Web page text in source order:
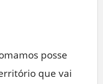
posse
que vai